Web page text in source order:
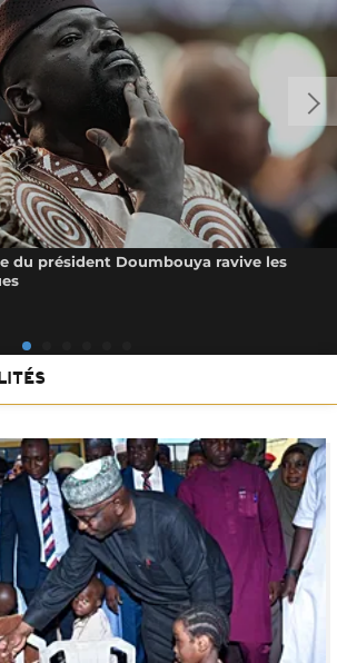
du président Doumbouya ravive les